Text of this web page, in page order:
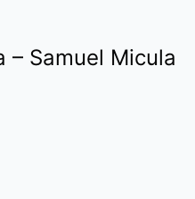
– Samuel Micula